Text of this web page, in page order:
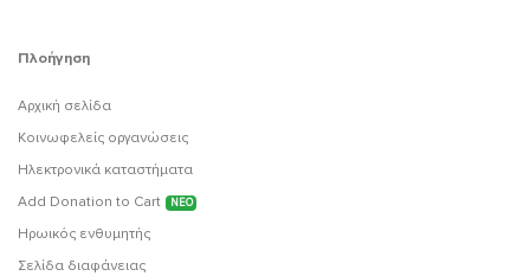
Πλοήγηση
Αρχική σελίδα
Κοινωφελείς οργανώσεις
Ηλεκτρονικά καταστήματα
Add Donation to Cart
ΝΕΟ
Ηρωικός ενθυμητής
Σελίδα διαφάνειας